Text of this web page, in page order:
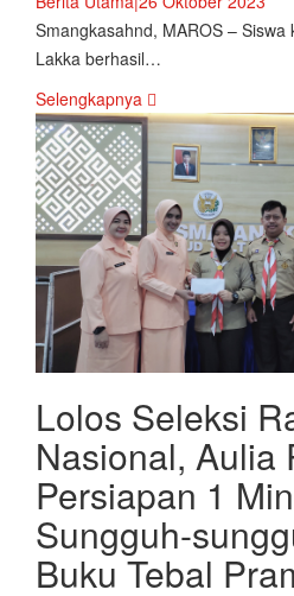
Smangkasahnd, MAROS – Siswa
Lakka berhasil…
Selengkapnya
Lolos Seleksi
Nasional, Aulia
Persiapan 1
Sungguh-
Buku Tebal